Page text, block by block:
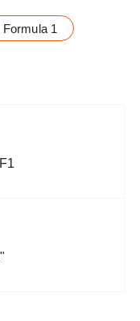
Formula 1